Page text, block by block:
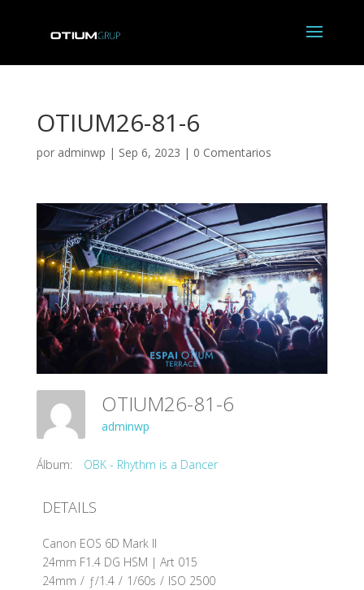
OTIUM26-81-6
por adminwp | Sep 6, 2023 | 0 Comentarios
OTIUM26-81-6
adminwp
Álbum: OBK - Rhythm is a Dancer
DETAILS
Canon EOS 6D Mark II
24mm F1.4 DG HSM | Art 015
24mm / ƒ/1.4 / 1/60s / ISO 2500